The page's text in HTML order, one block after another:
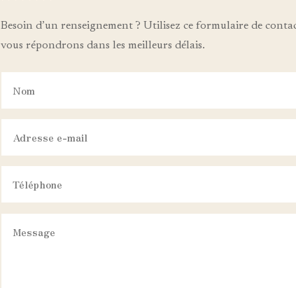
Besoin d’un renseignement ? Utilisez ce formulaire de
vous répondrons dans les meilleurs délais.